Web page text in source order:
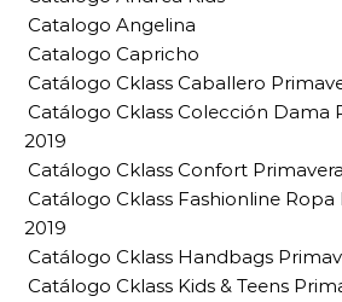
Catalogo Angelina
Catalogo Capricho
Catálogo Cklass Caballero
Catálogo Cklass Colección Dama
2019
Catálogo Cklass Confort
Catálogo Cklass Fashionline Ropa
2019
Catálogo Cklass Handbags
Catálogo Cklass Kids & Teens